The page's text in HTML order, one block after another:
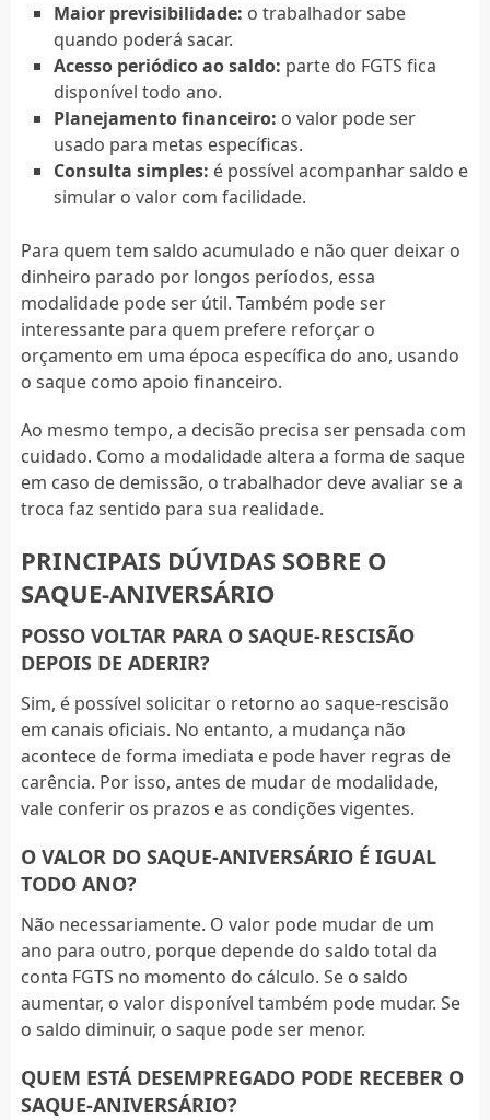
Maior previsibilidade: o trabalhador sabe
quando poderá sacar.
Acesso periódico ao saldo: parte do FGTS fica
disponível todo ano.
Planejamento financeiro: o valor pode ser
usado para metas específicas.
Consulta simples: é possível acompanhar saldo e
simular o valor com facilidade.
Para quem tem saldo acumulado e não quer deixar o
dinheiro parado por longos períodos, essa
modalidade pode ser útil. Também pode ser
interessante para quem prefere reforçar o
orçamento em uma época específica do ano, usando
o saque como apoio financeiro.
Ao mesmo tempo, a decisão precisa ser pensada com
cuidado. Como a modalidade altera a forma de saque
em caso de demissão, o trabalhador deve avaliar se a
troca faz sentido para sua realidade.
PRINCIPAIS DÚVIDAS SOBRE O
SAQUE-ANIVERSÁRIO
POSSO VOLTAR PARA O SAQUE-RESCISÃO
DEPOIS DE ADERIR?
Sim, é possível solicitar o retorno ao saque-rescisão
em canais oficiais. No entanto, a mudança não
acontece de forma imediata e pode haver regras de
carência. Por isso, antes de mudar de modalidade,
vale conferir os prazos e as condições vigentes.
O VALOR DO SAQUE-ANIVERSÁRIO É IGUAL
TODO ANO?
Não necessariamente. O valor pode mudar de um
ano para outro, porque depende do saldo total da
conta FGTS no momento do cálculo. Se o saldo
aumentar, o valor disponível também pode mudar. Se
o saldo diminuir, o saque pode ser menor.
QUEM ESTÁ DESEMPREGADO PODE RECEBER O
SAQUE-ANIVERSÁRIO?